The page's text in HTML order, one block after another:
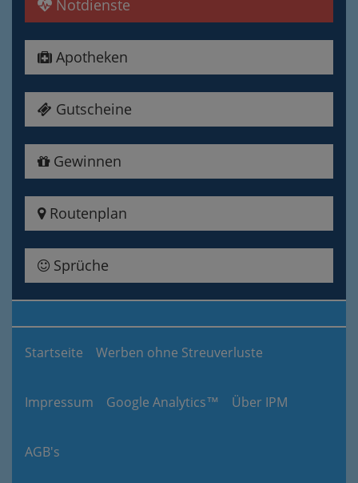
Notdienste
Apotheken
Gutscheine
Gewinnen
Routenplan
Sprüche
Startseite Werben ohne Streuverluste
Impressum Google Analytics™ Über IPM
AGB's